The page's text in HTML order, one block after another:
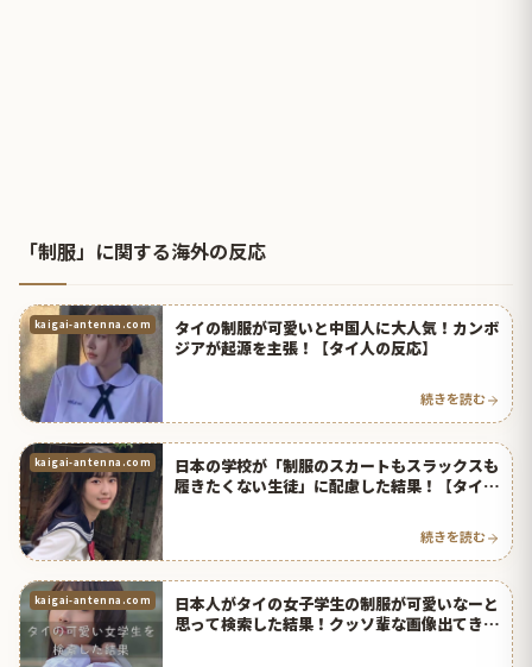
「制服」に関する海外の反応
kaigai-antenna.com
タイの制服が可愛いと中国人に大人気！カンボ
ジアが起源を主張！【タイ人の反応】
続きを読む
kaigai-antenna.com
日本の学校が「制服のスカートもスラックスも
履きたくない生徒」に配慮した結果！【タイ人
続きを読む
kaigai-antenna.com
日本人がタイの女子学生の制服が可愛いなーと
思って検索した結果！クッソ輩な画像出てきて